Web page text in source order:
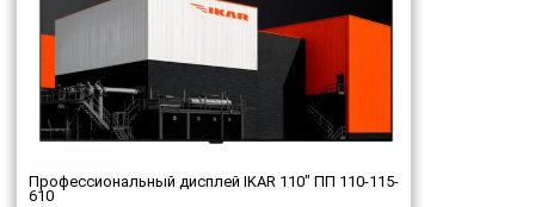
Профессиональный дисплей IKAR 110" ПП 110-115-
610